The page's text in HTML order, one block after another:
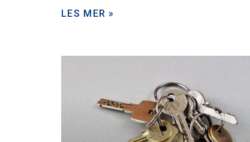
LES MER »